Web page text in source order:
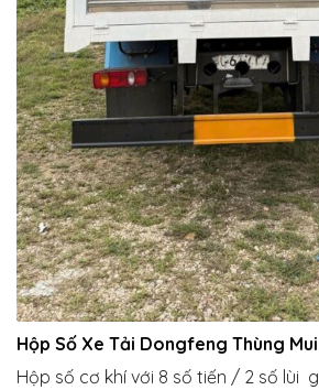
Hộp Số Xe Tải Dongfeng Thùng Mui
Hộp số cơ khí với 8 số tiến / 2 số lùi